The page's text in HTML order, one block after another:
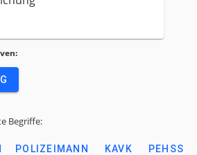
Begriffe:
POLIZEIMANN KAVK PEHSS